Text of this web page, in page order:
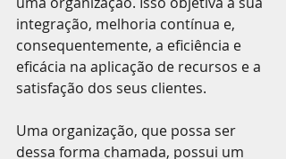
integração, melhoria contínua e,
consequentemente, a eficiência e
eficácia na aplicação de recursos e a
satisfação dos seus clientes.
Uma organização, que possa ser
dessa forma chamada, possui um